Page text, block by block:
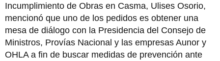
Incumplimiento de Obras en Casma, Ulises Osorio,
mencionó que uno de los pedidos es obtener una
mesa de diálogo con la Presidencia del Consejo de
Ministros, Provías Nacional y las empresas Aunor y
OHLA a fin de buscar medidas de prevención ante